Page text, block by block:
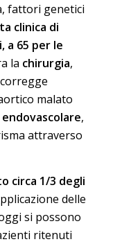
fattori genetici
clinica di
a 65 per le
la chirurgia,
malato
endovascolare,
attraverso
circa 1/3 degli
delle
si possono
ritenuti